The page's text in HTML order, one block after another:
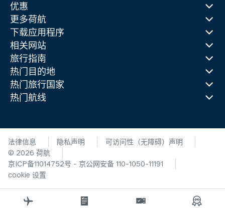
优惠
更多荷航
下载应用程序
相关网站
旅行指南
热门目的地
热门旅行国家
热门航线
法律信息 隐私声明
可访问性（无障碍）声明
© 2026 荷航
京ICP备11014752号 - 京公网安备 110-1050-11191
cookie 设置